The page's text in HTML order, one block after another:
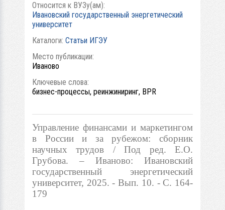
Относится к ВУЗу(ам):
Ивановский государственный энергетический
университет
Каталоги: Статьи ИГЭУ
Место публикации:
Иваново
Ключевые слова:
бизнес-процессы, реинжиниринг, BPR
Управление финансами и маркетингом
в России и за рубежом: сборник
научных трудов / Под ред. Е.О.
Грубова. – Иваново: Ивановский
государственный энергетический
университет, 2025. - Вып. 10. - С. 164-
179